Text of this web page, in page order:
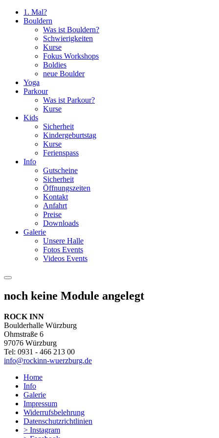
1. Mal?
Bouldern
Was ist Bouldern?
Schwierigkeiten
Kurse
Fokus Workshops
Boldies
neue Boulder
Yoga
Parkour
Was ist Parkour?
Kurse
Kids
Sicherheit
Kindergeburtstag
Kurse
Ferienspass
Info
Gutscheine
Sicherheit
Öffnungszeiten
Kontakt
Anfahrt
Preise
Downloads
Galerie
Unsere Halle
Fotos Events
Videos Events
noch keine Module angelegt
ROCK INN
Boulderhalle Würzburg
Ohmstraße 6
97076 Würzburg
Tel: 0931 - 466 213 00
info@rockinn-wuerzburg.de
Home
Info
Galerie
Impressum
Widerrufsbelehrung
Datenschutzrichtlinien
> Instagram